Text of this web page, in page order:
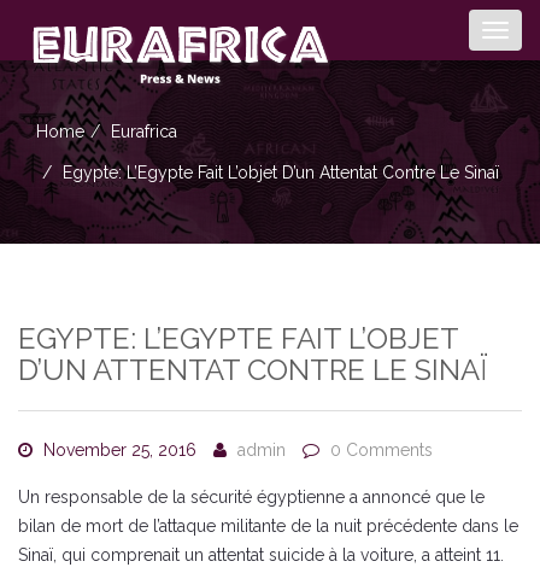
Home Eurafrica
Egypte: L’Egypte Fait L’objet D’un Attentat Contre Le Sinaï
EGYPTE: L’EGYPTE FAIT L’OBJET
D’UN ATTENTAT CONTRE LE SINAÏ
November 25, 2016 admin 0 Comments
Un responsable de la sécurité égyptienne a annoncé que le
bilan de mort de l’attaque militante de la nuit précédente dans le
Sinaï, qui comprenait un attentat suicide à la voiture, a atteint 11.